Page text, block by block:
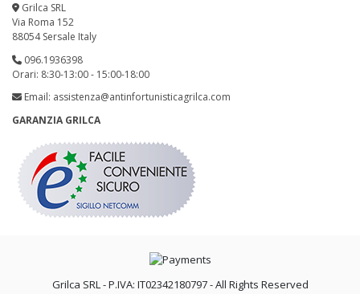
Grilca SRL
Via Roma 152
88054 Sersale Italy
096.1936398
Orari: 8:30-13:00 - 15:00-18:00
Email: assistenza@antinfortunisticagrilca.com
GARANZIA GRILCA
Grilca SRL - P.IVA: IT02342180797 - All Rights Reserved